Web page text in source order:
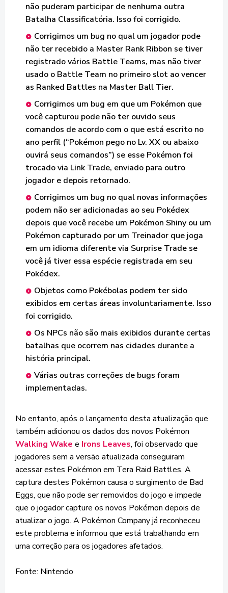
não puderam participar de nenhuma outra
Batalha Classificatória. Isso foi corrigido.
Corrigimos um bug no qual um jogador pode
não ter recebido a Master Rank Ribbon se tiver
registrado vários Battle Teams, mas não tiver
usado o Battle Team no primeiro slot ao vencer
as Ranked Battles na Master Ball Tier.
Corrigimos um bug em que um Pokémon que
você capturou pode não ter ouvido seus
comandos de acordo com o que está escrito no
ano perfil (“Pokémon pego no Lv. XX ou abaixo
ouvirá seus comandos”) se esse Pokémon foi
trocado via Link Trade, enviado para outro
jogador e depois retornado.
Corrigimos um bug no qual novas informações
podem não ser adicionadas ao seu Pokédex
depois que você recebe um Pokémon Shiny ou um
Pokémon capturado por um Treinador que joga
em um idioma diferente via Surprise Trade se
você já tiver essa espécie registrada em seu
Pokédex.
Objetos como Pokébolas podem ter sido
exibidos em certas áreas involuntariamente. Isso
foi corrigido.
Os NPCs não são mais exibidos durante certas
batalhas que ocorrem nas cidades durante a
história principal.
Várias outras correções de bugs foram
implementadas.
No entanto, após o lançamento desta atualização que
também adicionou os dados dos novos Pokémon
Walking Wake e Irons Leaves, foi observado que
jogadores sem a versão atualizada conseguiram
acessar estes Pokémon em Tera Raid Battles. A
captura destes Pokémon causa o surgimento de Bad
Eggs, que não pode ser removidos do jogo e impede
que o jogador capture os novos Pokémon depois de
atualizar o jogo. A Pokémon Company já reconheceu
este problema e informou que está trabalhando em
uma correção para os jogadores afetados.
Fonte: Nintendo